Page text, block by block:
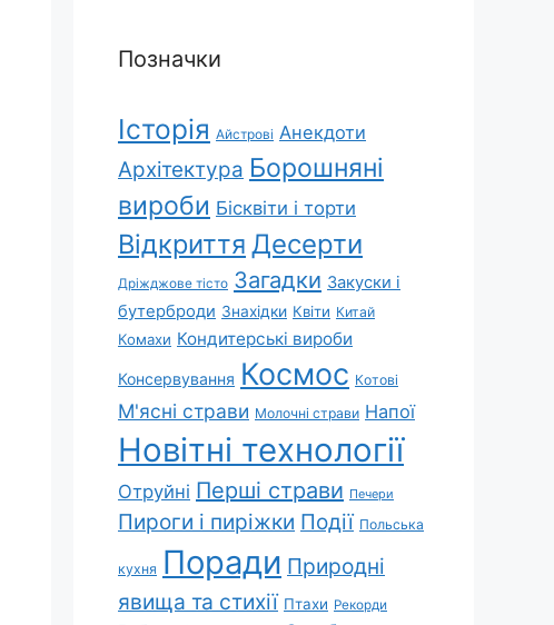
Позначки
Історія Айстрові Анекдоти
Архітектура Борошняні
вироби Бісквіти і торти
Відкриття Десерти
Дріжджове тісто Загадки Закуски і
бутерброди Знахідки Квіти Китай
Комахи Кондитерські вироби
Консервування Космос Котові
М'ясні страви Молочні страви Напої
Новітні технології
Отруйні Перші страви Печери
Пироги і пиріжки Події Польська
кухня Поради Природні
явища та стихії Птахи Рекорди